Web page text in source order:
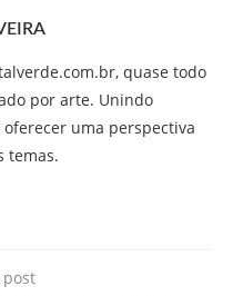
quase todo
por arte. Unindo
uma perspectiva
temas.